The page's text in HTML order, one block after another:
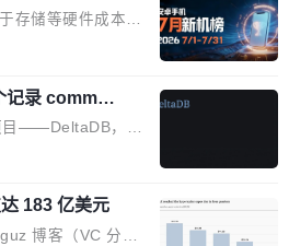
次它构建在 Cloudf
年时间搭建的平台
本上是我十年秘密
你自己的 S3 兼容
个存储库协调——
片构建，单个数据
计层面就被消除
不占资源。当 cel
恢复 SQLite 数据
的唯一真相...
Z系列
存储等硬件成本暴
啊，新机速度明显
Z Fold8 Ultra / Z
么是中低端机器，
17、REDMI No
是vivo X300 E这
Ultra / Z Fold8 /
月22日发布，且全
记录 commit
统
目——DeltaDB，一
次编辑操作的版
Access 阶段。 De
page 最显
between com
183 亿美元
博客（VC 分